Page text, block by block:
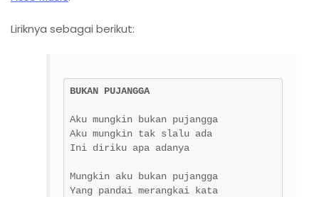
Liriknya sebagai berikut:
BUKAN PUJANGGA
Aku mungkin bukan pujangga
Aku mungkin tak slalu ada
Ini diriku apa adanya
Mungkin aku bukan pujangga
Yang pandai merangkai kata